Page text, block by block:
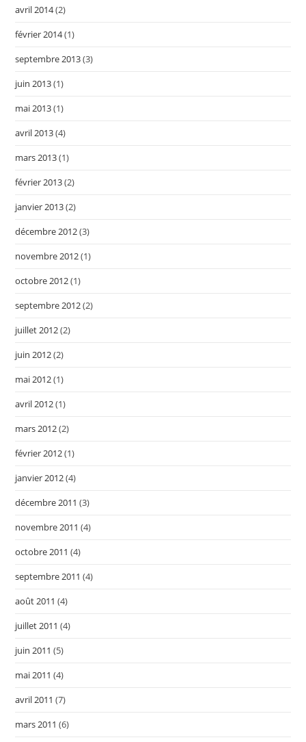
avril 2014(2)
février 2014(1)
septembre 2013(3)
juin 2013(1)
mai 2013(1)
avril 2013(4)
mars 2013(1)
février 2013(2)
janvier 2013(2)
décembre 2012(3)
novembre 2012(1)
octobre 2012(1)
septembre 2012(2)
juillet 2012(2)
juin 2012(2)
mai 2012(1)
avril 2012(1)
mars 2012(2)
février 2012(1)
janvier 2012(4)
décembre 2011 (3)
novembre 2011 (4)
octobre 2011 (4)
septembre 2011 (4)
août 2011 (4)
juillet 2011 (4)
juin 2011 (5)
mai 2011 (4)
avril 2011 (7)
mars 2011 (6)